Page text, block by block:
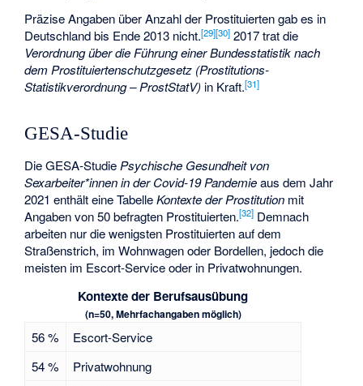
Präzise Angaben über Anzahl der Prostituierten gab es in
Deutschland bis Ende 2013 nicht.[29][30] 2017 trat die
Verordnung über die Führung einer Bundesstatistik nach
dem Prostituiertenschutzgesetz (Prostitutions-
Statistikverordnung – ProstStatV) in Kraft.[31]
GESA-Studie
Die GESA-Studie Psychische Gesundheit von
Sexarbeiter*innen in der Covid-19 Pandemieaus dem Jahr
2021 enthält eine TabelleKontexte der Prostitution mit
Angaben von 50 befragten Prostituierten.[32] Demnach
arbeiten nur die wenigsten Prostituierten auf dem
Straßenstrich, im Wohnwagen oder Bordellen, jedoch die
meisten im Escort-Service oder in Privatwohnungen.
Kontexte der Berufsausübung
(n=50, Mehrfachangaben möglich)
56 %
Escort-Service
54 %
Privatwohnung